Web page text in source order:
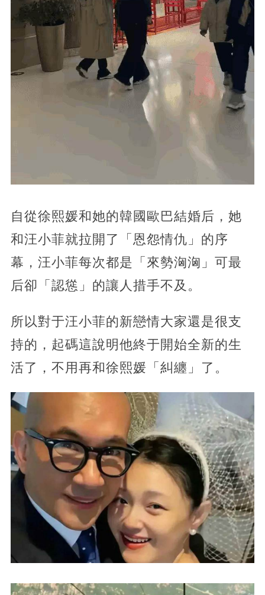
自從徐熙媛和她的韓國歐巴結婚后，她
和汪小菲就拉開了「恩怨情仇」的序
幕，汪小菲每次都是「來勢洶洶」可最
后卻「認慫」的讓人措手不及。
所以對于汪小菲的新戀情大家還是很支
持的，起碼這說明他終于開始全新的生
活了，不用再和徐熙媛「糾纏」了。